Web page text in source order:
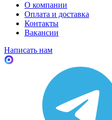
О компании
Оплата и доставка
Контакты
Вакансии
Написать нам